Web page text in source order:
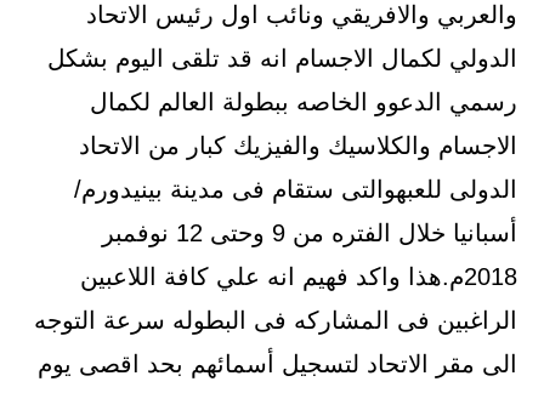
والعربي والافريقي ونائب اول رئيس الاتحاد
الدولي لكمال الاجسام انه قد تلقى اليوم بشكل
رسمي الدعوو الخاصه ببطولة العالم لكمال
الاجسام والكلاسيك والفيزيك كبار من الاتحاد
الدولى للعبهوالتى ستقام فى مدينة بينيدورم/
أسبانيا خلال الفتره من 9 وحتى 12 نوفمبر
2018م.هذا واكد فهيم انه علي كافة اللاعبين
الراغبين فى المشاركه فى البطوله سرعة التوجه
الى مقر الاتحاد لتسجيل أسمائهم بحد اقصى يوم